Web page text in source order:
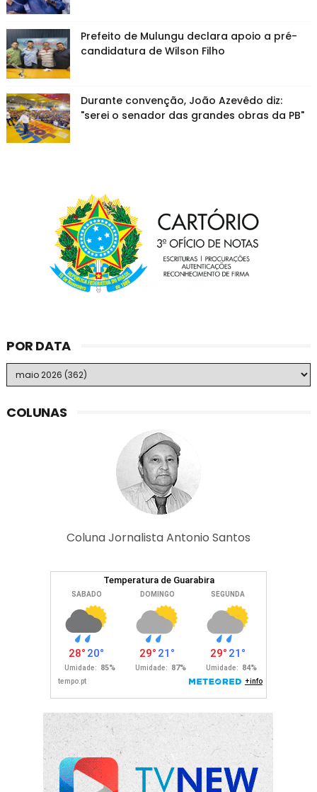
Prefeito de Mulungu declara apoio a pré-
candidatura de Wilson Filho
Durante convenção, João Azevêdo diz:
"serei o senador das grandes obras da PB"
POR DATA
COLUNAS
Coluna Jornalista Antonio Santos